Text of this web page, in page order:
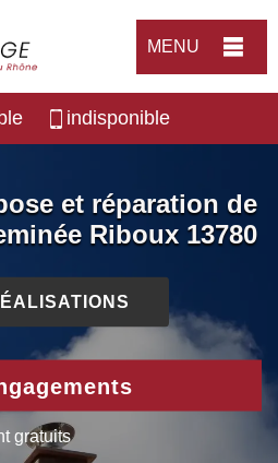
MENU
indisponible
et réparation de
Riboux 13780
gratuits